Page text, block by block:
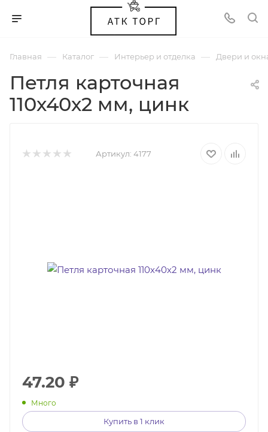
Главная — Каталог — Интерьер и отделка — Двери и
Петля карточная
110х40х2 мм, цинк
Артикул: 4177
47.20 ₽
Много
Купить в 1 клик